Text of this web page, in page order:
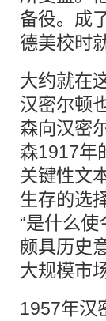
备役。成
德美校时
大约就在
汉密尔顿
森向汉密
森1917年
关键性文
生存的选
“是什么
颇具历史
大规模市
1957年汉